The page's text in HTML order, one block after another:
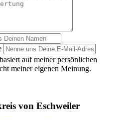
auf meiner persönlichen
meiner eigenen Meinung.
von Eschweiler